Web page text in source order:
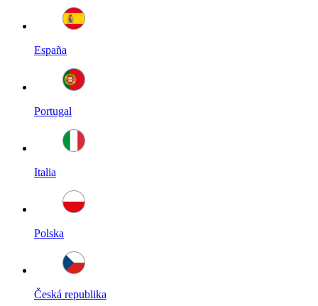
España
Portugal
Italia
Polska
Česká republika